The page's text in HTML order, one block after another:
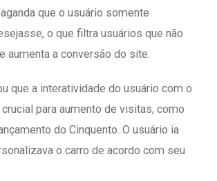
que o usuário somente
o que filtra usuários que não
aumenta a conversão do site.
que a interatividade do usuário com o
para aumento de visitas, como
do Cinquento. O usuário ia
o carro de acordo com seu